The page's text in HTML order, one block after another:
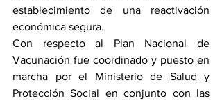
establecimiento de una reactivación
económica segura.
Con respecto al Plan Nacional de
Vacunación fue coordinado y puesto en
marcha por el Ministerio de Salud y
Protección Social en conjunto con las